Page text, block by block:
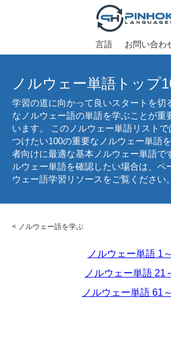
言語 お問い合わ
ノルウェー単語トップ
学習の道に向かって良いスタートを切
なノルウェー語の単語を学ぶことが重
います。 このノルウェー単語リスト
つけたい100の重要なノルウェー単語
者向けに最適な基本ノルウェー単語で
ルウェー単語を確認したい場合は、ペ
ウェー語学習リソースをご覧ください。
< ノルウェー語を学ぶ
ノルウェー単語 1
ノルウェー単語 21
ノルウェー単語 61